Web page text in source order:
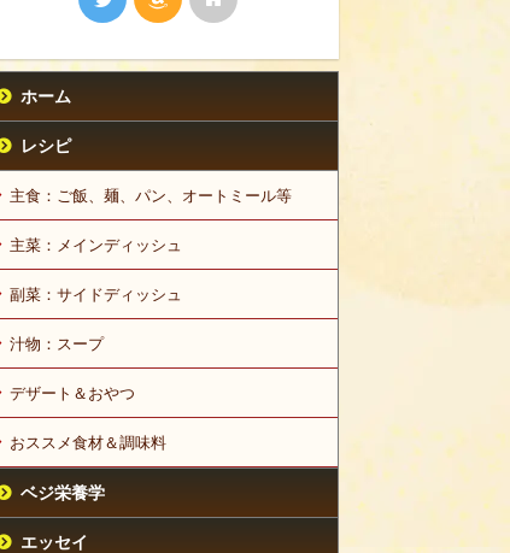
ホーム
レシピ
主食：ご飯、麺、パン、オートミール等
主菜：メインディッシュ
副菜：サイドディッシュ
汁物：スープ
デザート＆おやつ
おススメ食材＆調味料
ベジ栄養学
エッセイ